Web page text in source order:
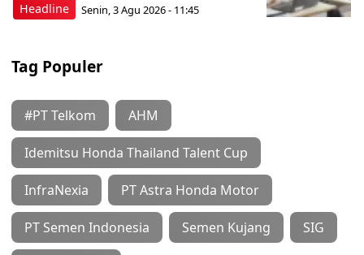
Headline Senin, 3 Agu 2026 - 11:45
Tag Populer
#PT Telkom AHM
Idemitsu Honda Thailand Talent Cup
InfraNexia PT Astra Honda Motor
PT Semen Indonesia Semen Kujang SIG